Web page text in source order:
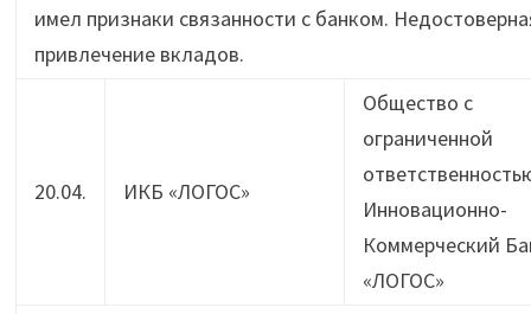
имел признаки связанности с банком.
привлечение вкладов.
20.04. ИКБ «ЛОГОС»
Общество с
ограниченной
Инновационно-
Коммерческий
«ЛОГОС»